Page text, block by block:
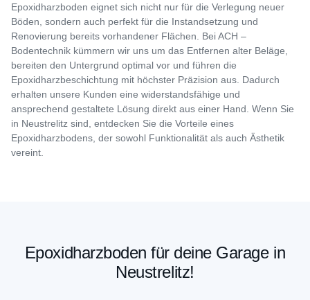
Epoxidharzboden eignet sich nicht nur für die Verlegung neuer
Böden, sondern auch perfekt für die Instandsetzung und
Renovierung bereits vorhandener Flächen. Bei ACH –
Bodentechnik kümmern wir uns um das Entfernen alter Beläge,
bereiten den Untergrund optimal vor und führen die
Epoxidharzbeschichtung mit höchster Präzision aus. Dadurch
erhalten unsere Kunden eine widerstandsfähige und
ansprechend gestaltete Lösung direkt aus einer Hand. Wenn Sie
in Neustrelitz sind, entdecken Sie die Vorteile eines
Epoxidharzbodens, der sowohl Funktionalität als auch Ästhetik
vereint.
Epoxidharzboden für deine Garage in
Neustrelitz!